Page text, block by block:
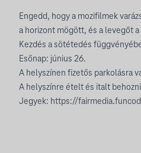
Engedd, hogy a mozifilmek
a horizont mögött, és a levegőt
Kezdés a sötétedés
Esőnap: június 26.
A helyszínen fizetős parkolásra
A helyszínre ételt és italt
Jegyek: https://